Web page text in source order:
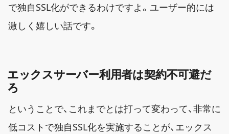
で独自SSL化ができるわけですよ。ユーザー的には
激しく嬉しい話です。
エックスサーバー利用者は契約不可避だ
ろ
ということで、これまでとは打って変わって、非常に
低コストで独自SSL化を実施することが、エックス